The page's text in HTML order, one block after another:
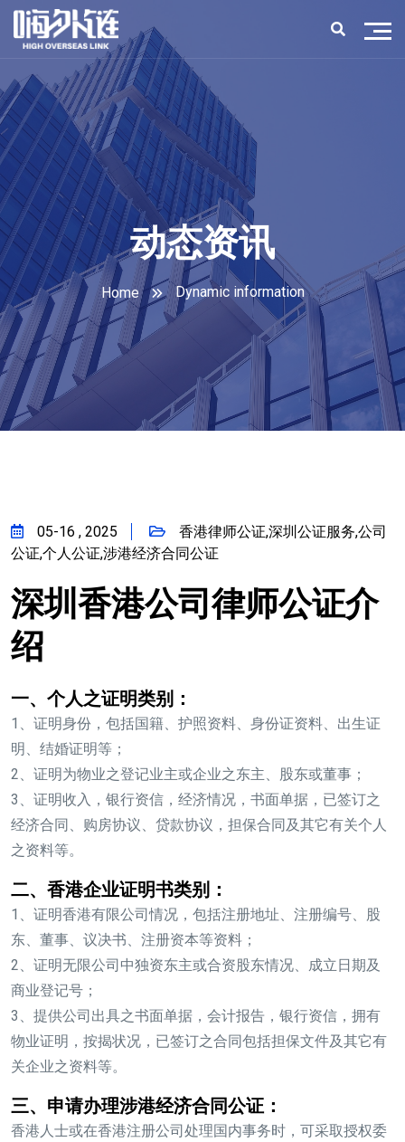
动态资讯
Home Dynamic information
05-16 , 2025
香港律师公证,深圳公证服务,公司
公证,个人公证,涉港经济合同公证
深圳香港公司律师公证介
绍
一、个人之证明类别：
1、证明身份，包括国籍、护照资料、身份证资料、出生证
明、结婚证明等；
2、证明为物业之登记业主或企业之东主、股东或董事；
3、证明收入，银行资信，经济情况，书面单据，已签订之
经济合同、购房协议、贷款协议，担保合同及其它有关个人
之资料等。
二、香港企业证明书类别：
1、证明香港有限公司情况，包括注册地址、注册编号、股
东、董事、议决书、注册资本等资料；
2、证明无限公司中独资东主或合资股东情况、成立日期及
商业登记号；
3、提供公司出具之书面单据，会计报告，银行资信，拥有
物业证明，按揭状况，已签订之合同包括担保文件及其它有
关企业之资料等。
三、申请办理涉港经济合同公证：
香港人士或在香港注册公司处理国内事务时，可采取授权委